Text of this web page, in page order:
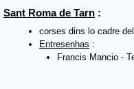
Sant Roma de Tarn :
corses dins lo cadre
Entresenhas :
Francis Mancio -